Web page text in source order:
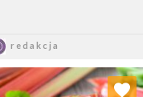
redakcja
Dodaj do ulubionych